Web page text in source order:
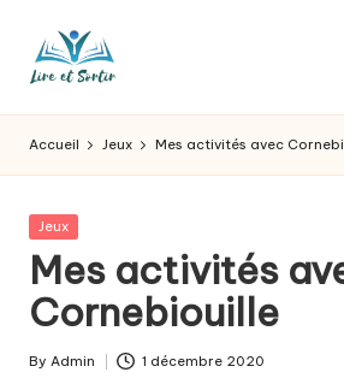
L
ir
e
e
t
s
o
pour
les
goûts,
des
sorties
pour
Accueil Jeux Mes activités avec
Posted
Jeux
Mes activités
Cornebiouille
Posted
By Admin 1 décembre 2020